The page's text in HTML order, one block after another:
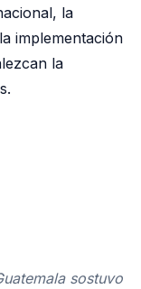
la
implementación
la
sostuvo